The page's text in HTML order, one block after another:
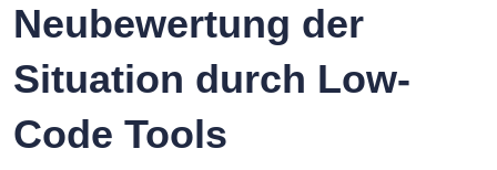
Neubewertung der
Situation durch Low-
Code Tools